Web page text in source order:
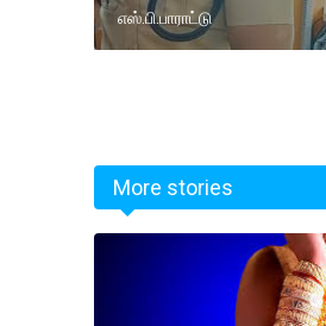
எஸ்.பி.பாராட்டு
More stories